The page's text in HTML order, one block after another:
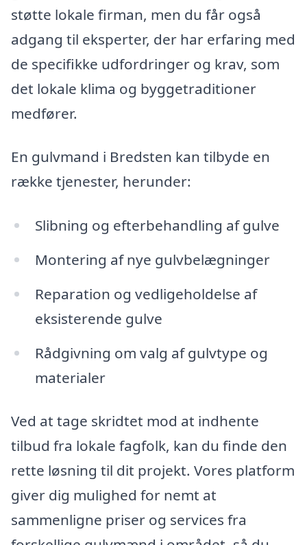
støtte lokale firman, men du får også
adgang til eksperter, der har erfaring med
de specifikke udfordringer og krav, som
det lokale klima og byggetraditioner
medfører.
En gulvmand i Bredsten kan tilbyde en
række tjenester, herunder:
Slibning og efterbehandling af gulve
Montering af nye gulvbelægninger
Reparation og vedligeholdelse af
eksisterende gulve
Rådgivning om valg af gulvtype og
materialer
Ved at tage skridtet mod at indhente
tilbud fra lokale fagfolk, kan du finde den
rette løsning til dit projekt. Vores platform
giver dig mulighed for nemt at
sammenligne priser og services fra